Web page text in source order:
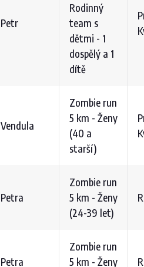
Petr
Rodinný
team s
dětmi - 1
dospělý a 1
dítě
Vendula
Zombie run
5 km - Ženy
(40 a
starší)
Petra
Zombie run
5 km - Ženy
(24-39 let)
Petra
Zombie run
5 km - Ženy